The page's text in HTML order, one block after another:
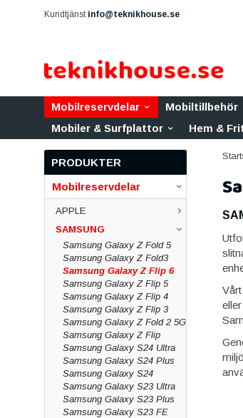
Kundtjänst info@teknikhouse.se
Mobilreservdelar Mobiltillbehör
Mobiler & Surfplattor
Hem &
PRODUKTER
Mobilreservdelar
APPLE
SAMSUNG
Samsung Galaxy Z Fold 5
Samsung Galaxy Z Fold3
Samsung Galaxy Z Flip 6
Samsung Galaxy Z Flip 5
Samsung Galaxy Z Flip 4
Samsung Galaxy Z Flip 3
Samsung Galaxy Z Fold 2 5G
Samsung Galaxy Z Flip
Samsung Galaxy S24 Ultra
Samsung Galaxy S24 Plus
Samsung Galaxy S24
Samsung Galaxy S23 Ultra
Samsung Galaxy S23 Plus
Samsung Galaxy S23 FE